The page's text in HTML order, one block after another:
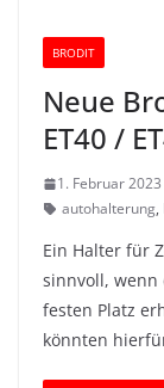
BRODIT
Neue
ET40 /
1. Februar 2023
autohalterung,
Ein Halter für
sinnvoll, wenn
festen Platz
könnten